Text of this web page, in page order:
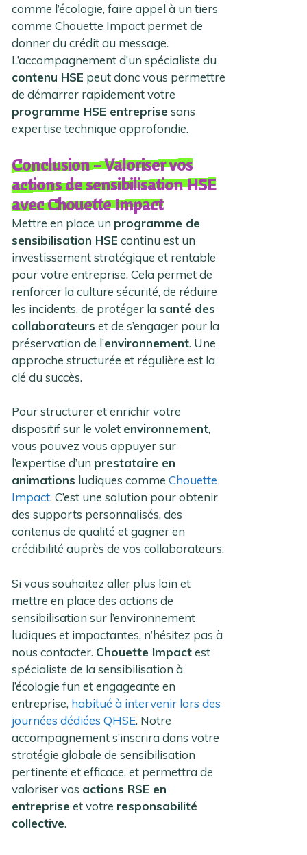
comme l’écologie, faire appel à un tiers
comme Chouette Impact permet de
donner du crédit au message.
L’accompagnement d’un spécialiste du
contenu HSE peut donc vous permettre
de démarrer rapidement votre
programme HSE entreprise sans
expertise technique approfondie.
Conclusion – Valoriser vos
actions de sensibilisation HSE
avec Chouette Impact
Mettre en place un programme de
sensibilisation HSE continu est un
investissement stratégique et rentable
pour votre entreprise. Cela permet de
renforcer la culture sécurité, de réduire
les incidents, de protéger lasanté des
collaborateurs et de s’engager pour la
préservation de l’environnement. Une
approche structurée et régulière est la
clé du succès.
Pour structurer et enrichir votre
dispositif sur le volet environnement,
vous pouvez vous appuyer sur
l’expertise d’un prestataire en
animations ludiques commeChouette
Impact. C’est une solution pour obtenir
des supports personnalisés, des
contenus de qualité et gagner en
crédibilité auprès de vos collaborateurs.
Si vous souhaitez aller plus loin et
mettre en place des actions de
sensibilisation sur l’environnement
ludiques et impactantes, n’hésitez pas à
nous contacter. Chouette Impactest
spécialiste de la sensibilisation à
l’écologie fun et engageante en
entreprise, habitué à intervenir lors des
journées dédiées QHSE. Notre
accompagnement s’inscrira dans votre
stratégie globale de sensibilisation
pertinente et efficace, et permettra de
valoriser vos actions RSE en
entreprise et votre responsabilité
collective.